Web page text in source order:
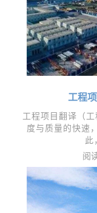
工程
工程项目翻译（
度与质量的快速
此
阅